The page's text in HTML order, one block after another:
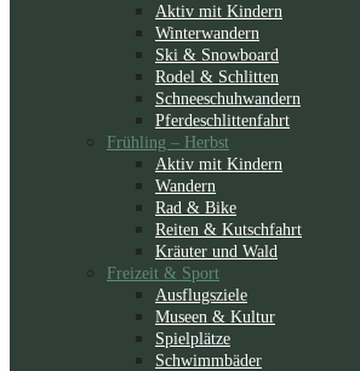
Aktiv mit Kindern
Winterwandern
Ski & Snowboard
Rodel & Schlitten
Schneeschuhwandern
Pferdeschlittenfahrt
Frühling – Herbst
Aktiv mit Kindern
Wandern
Rad & Bike
Reiten & Kutschfahrt
Kräuter und Wald
Freizeit & Sport
Ausflugsziele
Museen & Kultur
Spielplätze
Schwimmbäder